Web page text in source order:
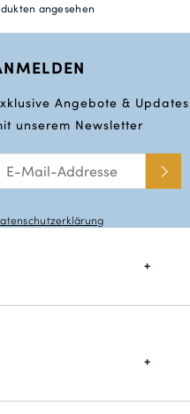
angesehen
Angebote & Updates
unserem Newsletter